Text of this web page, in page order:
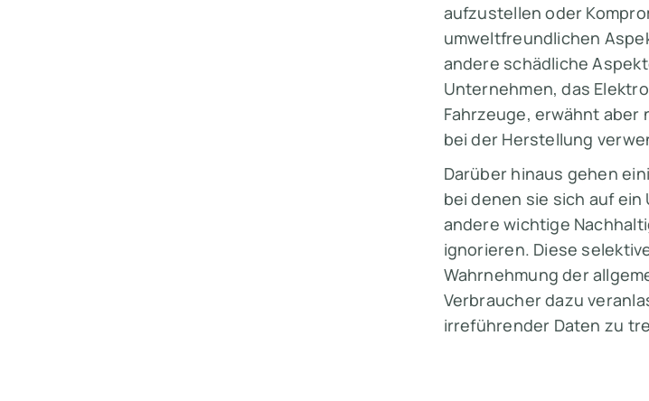
aufzustellen oder
umweltfreundlichen
andere schädliche
Unternehmen, das
Fahrzeuge, erwähnt
bei der Herstellung
Darüber hinaus gehen
bei denen sie sich auf
andere wichtige
ignorieren. Diese
Wahrnehmung der
Verbraucher dazu
irreführender Daten zu